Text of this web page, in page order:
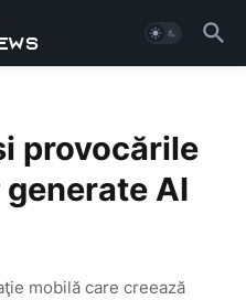
provocările
AI
mobilă care creează